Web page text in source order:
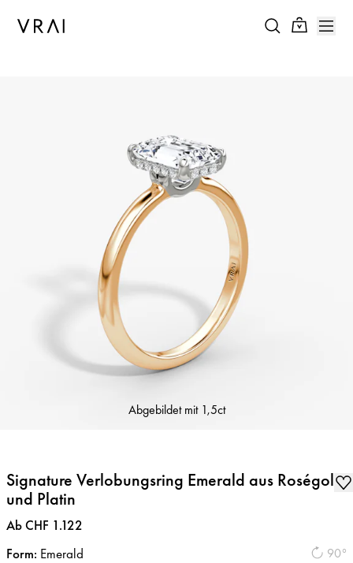
Abgebildet mit 1,5ct
Signature Verlobungsring Emerald aus Roségold
und Platin
Preis:
Ab CHF 1.122
90°
Form: Emerald